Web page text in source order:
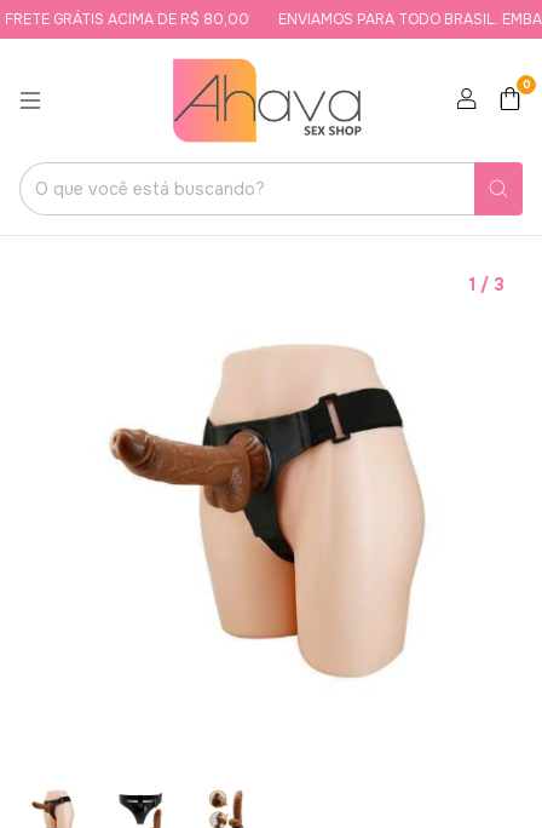
GRÁTIS ACIMA DE R$ 80,00 ENVIAMOS PARA TODO BRASIL.
0
1 / 3